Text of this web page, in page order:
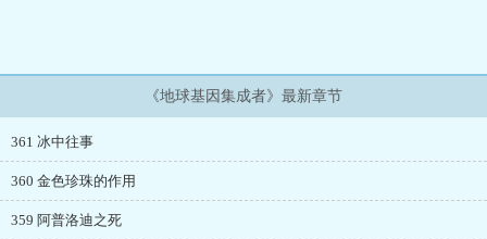
《地球基因集成者》最新章节
361 冰中往事
360 金色珍珠的作用
359 阿普洛迪之死